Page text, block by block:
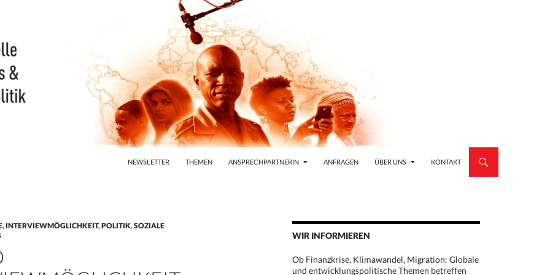
NEWSLETTER
THEMEN ANSPRECHPARTNERIN ANFRAGEN ÜBER UNS KONTAKT
, INTERVIEWMÖGLICHKEIT,POLITIK,SOZIALE
WIR INFORMIEREN
Ob Finanzkrise, Klimawandel, Migration: Globale
und entwicklungspolitische Themen betreffen